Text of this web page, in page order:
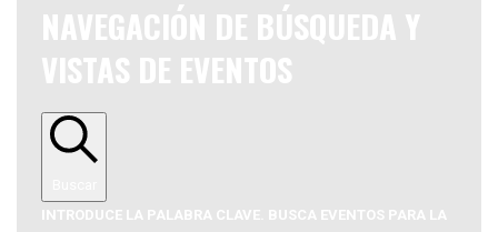
NAVEGACIÓN DE BÚSQUEDA Y
VISTAS DE EVENTOS
INTRODUCE LA PALABRA CLAVE. BUSCA EVENTOS PARA LA